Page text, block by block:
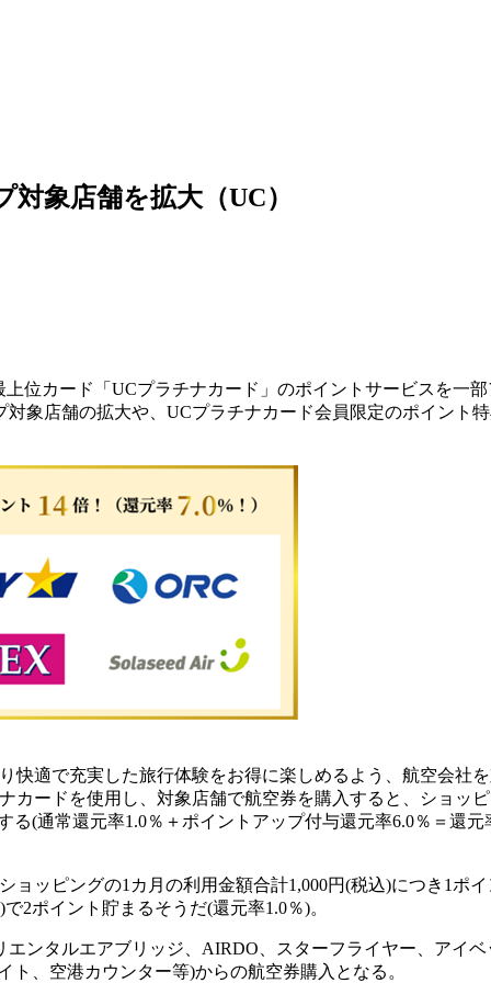
象店舗を拡大（UC）
位カード「UCプラチナカード」のポイントサービスを一
象店舗の拡大や、UCプラチナカード会員限定のポイント
快適で充実した旅行体験をお得に楽しめるよう、航空会社
カードを使用し、対象店舗で航空券を購入すると、ショッ
る(通常還元率1.0％＋ポイントアップ付与還元率6.0％＝還元
ッピングの1カ月の利用金額合計1,000円(税込)につき1ポ
2ポイント貯まるそうだ(還元率1.0％)。
ンタルエアブリッジ、AIRDO、スターフライヤー、アイベ
、空港カウンター等)からの航空券購入となる。